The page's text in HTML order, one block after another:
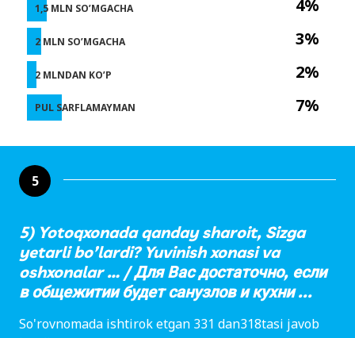
4%
3%
2%
7%
1,5 MLN SO’MGACHA
2 MLN SO’MGACHA
2 MLNDAN KO’P
PUL SARFLAMAYMAN
5
5) Yotoqxonada qanday sharoit, Sizga
yetarli bo’lardi? Yuvinish xonasi va
oshxonalar … / Для Вас достаточно, если
в общежитии будет санузлов и кухни ...
So'rovnomada ishtirok etgan 331 dan318tasi javob